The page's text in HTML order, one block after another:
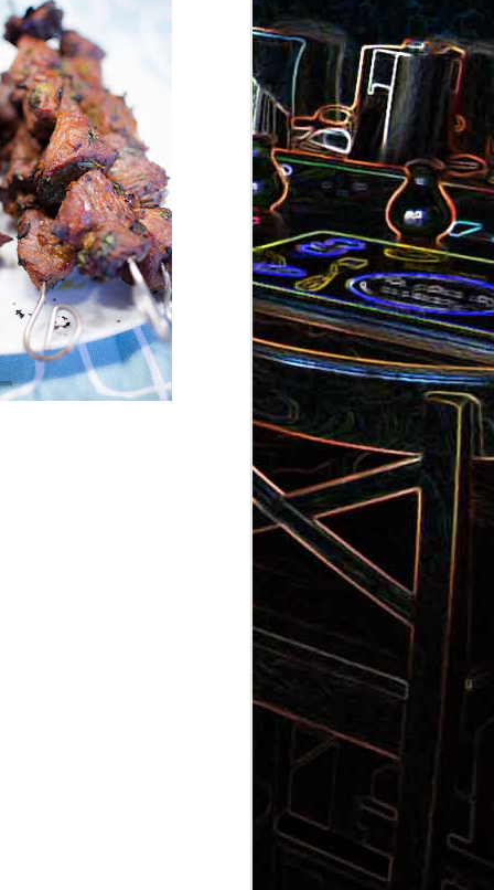
jambon Canistrelli aux amandes et
aux noisettes
Gnocchi au pesto de
pistaches
Panna cotta au coulis de kiwi